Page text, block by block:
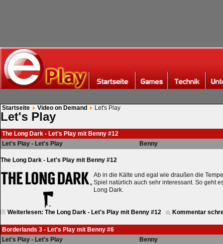
Startseite Video on Demand Let's Play
Let's Play
The Long Dark - Let's Play mit Benny #12
Let's Play - Let's Play
Benny
The Long Dark - Let's Play mit Benny #12
Ab in die Kälte und egal wie draußen die
Spiel natürlich auch sehr interessant. So geht
Long Dark.
Weiterlesen: The Long Dark - Let's Play mit Benny #12 Kommentar
Borderlands 3 - Let's Play mit Benny #6
Let's Play - Let's Play
Benny